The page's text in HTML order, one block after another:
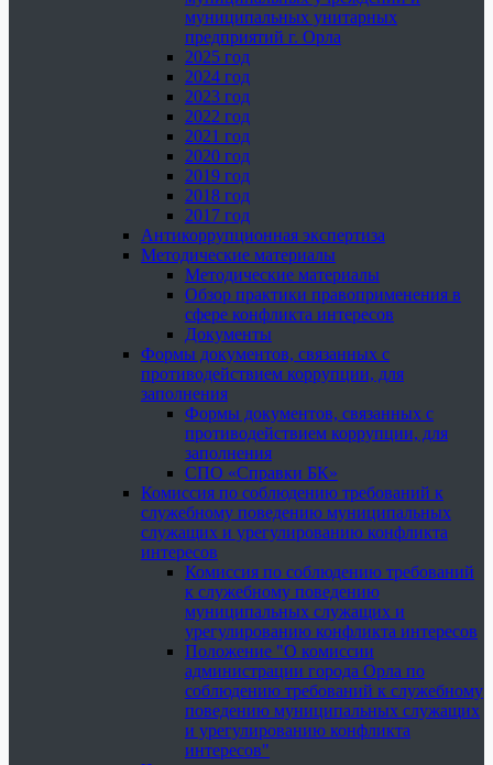
муниципальных унитарных
предприятий г. Орла
2025 год
2024 год
2023 год
2022 год
2021 год
2020 год
2019 год
2018 год
2017 год
Антикоррупционная экспертиза
Методические материалы
Методические материалы
Обзор практики правоприменения в
сфере конфликта интересов
Документы
Формы документов, связанных с
противодействием коррупции, для
заполнения
Формы документов, связанных с
противодействием коррупции, для
заполнения
СПО «Справки БК»
Комиссия по соблюдению требований к
служебному поведению муниципальных
служащих и урегулированию конфликта
интересов
Комиссия по соблюдению требований
к служебному поведению
муниципальных служащих и
урегулированию конфликта интересов
Положение "О комиссии
администрации города Орла по
соблюдению требований к служебному
поведению муниципальных служащих
и урегулированию конфликта
интересов"